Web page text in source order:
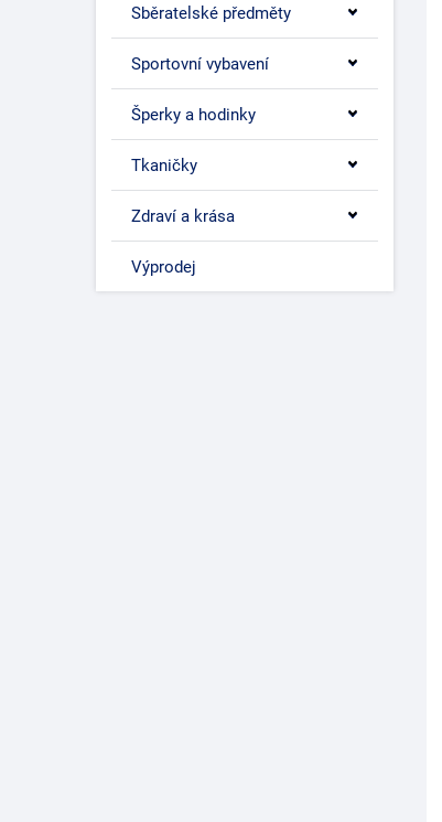
Sběratelské předměty
Sportovní vybavení
Šperky a hodinky
Tkaničky
Zdraví a krása
Výprodej